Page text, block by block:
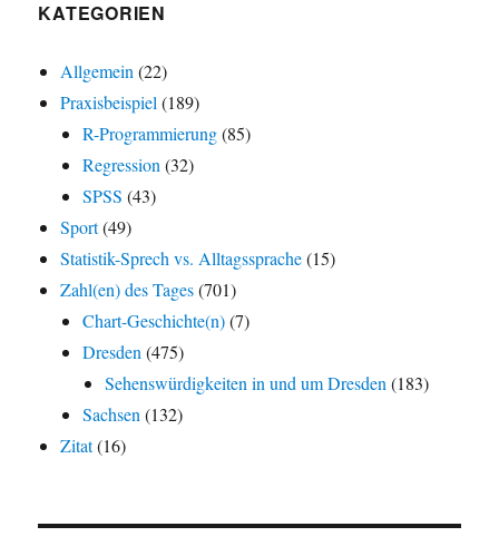
KATEGORIEN
Allgemein (22)
Praxisbeispiel (189)
R-Programmierung(85)
Regression (32)
SPSS (43)
Sport(49)
Statistik-Sprech vs. Alltagssprache(15)
Zahl(en) des Tages(701)
Chart-Geschichte(n)(7)
Dresden (475)
Sehenswürdigkeiten in und um Dresden (183)
Sachsen (132)
Zitat(16)